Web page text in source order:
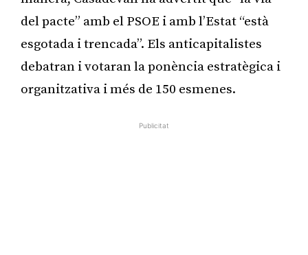
del pacte” amb el PSOE i amb l’Estat “està
esgotada i trencada”. Els anticapitalistes
debatran i votaran la ponència estratègica i
organitzativa i més de 150 esmenes.
Publicitat